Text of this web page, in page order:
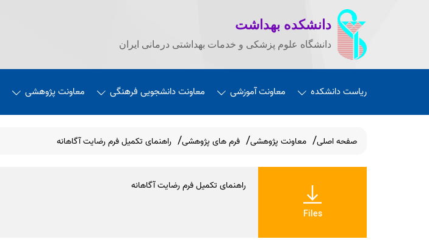
دانشکده بهداشت
دانشگاه علوم پزشکی و خدمات بهداشتی درمانی ایران
ریاست دانشکده معاونت آموزشی معاونت دانشجویی فرهنگی معاونت پژوهشی
صفحه اصلی معاونت پژوهشی فرم های پژوهشی راهنمای تکمیل فرم رضایت آگاهانه
Files
راهنمای تکمیل فرم رضایت آگاهانه